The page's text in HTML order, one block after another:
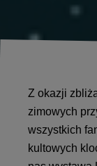
Z okazji
zimowych
wszystkich
kultowych